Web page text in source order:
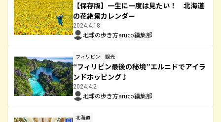
【保存版】一生に一度は見たい！ 北海道
の花絶景カレンダー
2024.4.18
地球の歩き方aruco編集部
フィリピン 観光
“フィリピン最後の秘境”エルニドでアイラ
ンドホッピング♪
2024.4.2
地球の歩き方aruco編集部
北海道